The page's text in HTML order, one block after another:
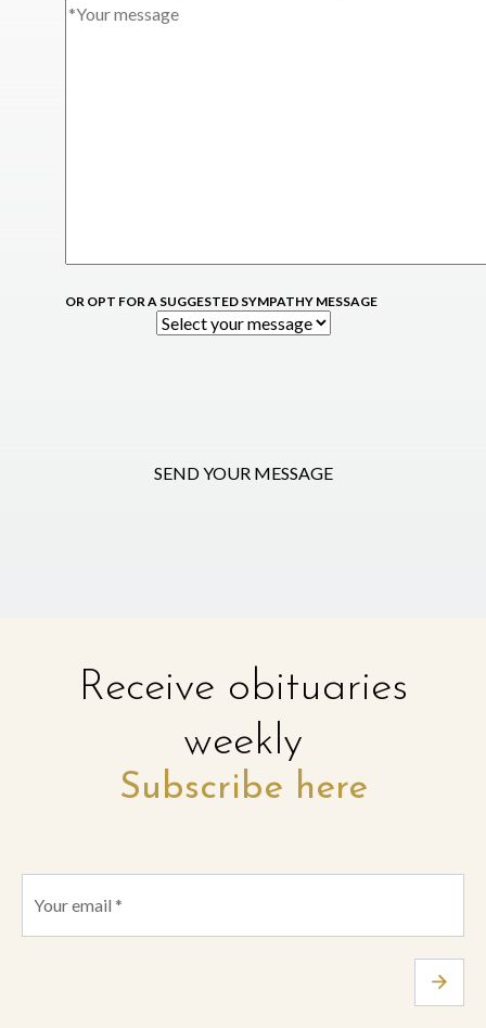
OR OPT FOR A SUGGESTED SYMPATHY MESSAGE
SEND YOUR MESSAGE
Receive obituaries
weekly
Subscribe here